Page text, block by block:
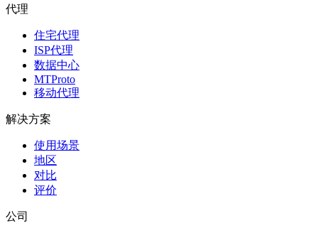
代理
住宅代理
ISP代理
数据中心
MTProto
移动代理
解决方案
使用场景
地区
对比
评价
公司